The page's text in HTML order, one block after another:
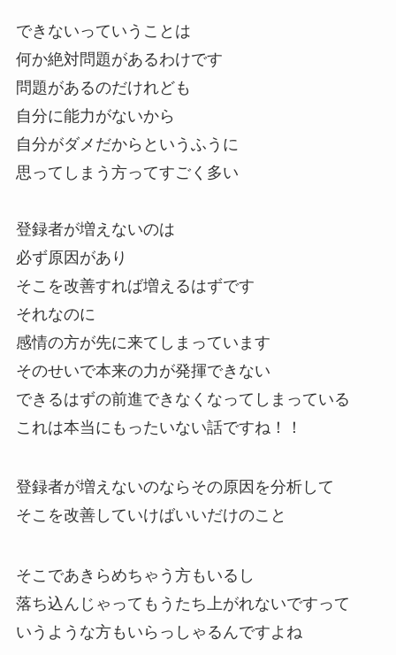
できないっていうことは
何か絶対問題があるわけです
問題があるのだけれども
自分に能力がないから
自分がダメだからというふうに
思ってしまう方ってすごく多い
登録者が増えないのは
必ず原因があり
そこを改善すれば増えるはずです
それなのに
感情の方が先に来てしまっています
そのせいで本来の力が発揮できない
できるはずの前進できなくなってしまっている
これは本当にもったいない話ですね！！
登録者が増えないのならその原因を分析して
そこを改善していけばいいだけのこと
そこであきらめちゃう方もいるし
落ち込んじゃってもうたち上がれないですって
いうような方もいらっしゃるんですよね